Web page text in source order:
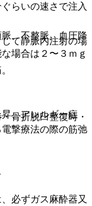
、不整脈、血圧降
、アレルギー症
必ずガス麻酔器又
らいの速さで注入
て静脈内注射の場
場合は２〜３ｍｇ
骨折脱臼整復時・
撃療法の際の筋弛